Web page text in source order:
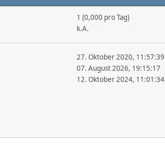
1 (0,000 pro Tag)
k.A.
27. Oktober 2020, 11:57:39
07. August 2026, 19:15:17
12. Oktober 2024, 11:01:34